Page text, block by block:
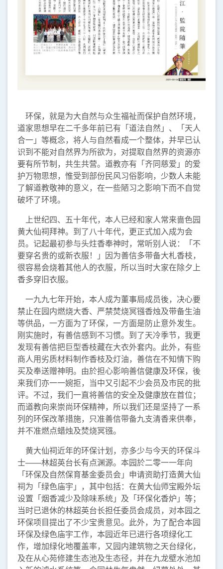
环保，就是为大自然与众生福祉而保护自然环境，
道家思想早在二千多年前已有「道法自然」、「天人
合一」等概念，将人与自然看成一个整体，并早已认
识到不能对自然界为所欲为，对提取自然界的资源亦
要有所节制，共生共营。道教亦有「齐同慈爱」的爱
护万物思想，惟受到部份民风习俗影响，少数人未能
了解道教敬神的意义，在一些陋习之影响下而不自觉
破坏了环境。
上世纪四、五十年代，本人已经和家人常来啬色园
黄大仙祠拜神。到了八十年代，更正式加入成为会
员。记起最初参与头炷香奉神时，常听别人说：「不
要穿名贵的或新衣服！」因为善信多带备大札香枝，
很容易会烧着其他人的衣服，所以当时大家在除夕上
香多穿旧衣服。
一九九七年开始，本人成为董事局成员後，决心要
禁止在园内燃烧大香、严禁焚烧冥镪香烛及带备生油
等供品，一方面为了环保，一方面是防止意外发生。
刚实施时，有善信感到不习惯。到了天冷季节，我更
发现有善信把巨型香枝藏在大衣外套内。此外，有些
商人用劣质材料制作香枝及灯油，善信在不知情下购
买及奉送赠神明。由於担心影响善信健康及环保，後
来我们亦一一婉拒，当中又引起不少会员及市民的批
评。不过，我们一直将善信的安全及健康放在首位；
而道教向来崇尚环保精神，所以我们还是坚持了一系
列的环保改革措施，只准善信带备九支清香来供奉，
并不准燃点蜡烛及焚烧冥镪。
黄大仙祠近年的环保计划，亦多少与今天的环保斗
士——林超英台长有点渊源。本园於二零一一年向
「环保及自然保育基金委员会」申请资助打造黄大仙
祠为「绿色庙宇」，其中包括：在黄大仙师宝殿外坛
设置「烟香减少及除味系统」及「环保化香炉」等；
当时已退休的林超英台长担任委员会成员，对本园之
环保项目提出了不少宝贵意见。此外，为了配合本园
环保及绿色庙宇工作，本园近年已进行各项绿化工
作，增加绿化地覆盖率，又园内建筑物之天台绿化，
及在从心苑修建生态池及生态径，并在九龙壁水池加